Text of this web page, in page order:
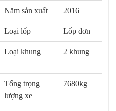
Năm sản xuất 2016
Loại lốp Lốp đơn
Loại khung 2 khung
Tổng trọng
lượng xe
7680kg